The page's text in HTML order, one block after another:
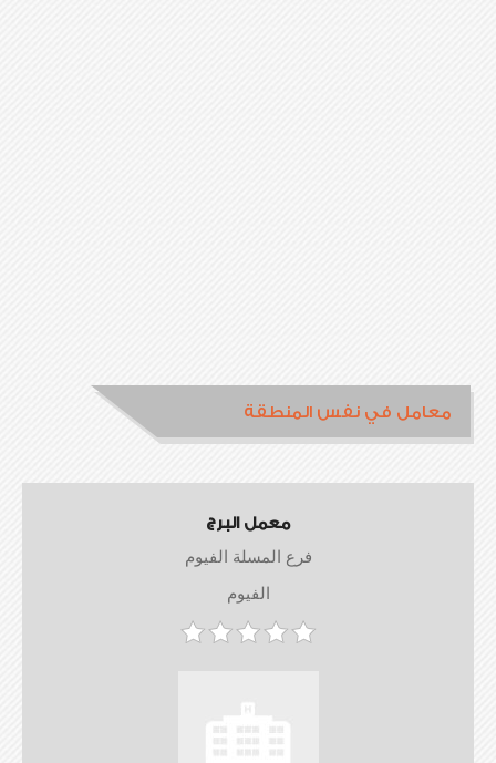
معامل في نفس المنطقة
معمل البرج
فرع المسلة الفيوم
الفيوم